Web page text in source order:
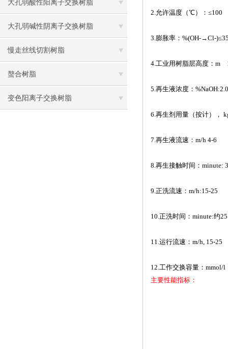
大孔弱酸性阳离子交换树脂
大孔弱碱性阴离子交换树脂
慢走丝线切割树脂
螯合树脂
变色阳离子交换树脂
2.允许温度（℃）：≤100
3.膨胀率： %(OH-→Cl-)≤
4.工业用树脂层高度： m
5.再生液浓度：
6.再生剂用量（按计），
7.再生液流速： m/h 4-6
8.再生接触时间： minute:
9.正洗流速： m/h:15-25
10.正洗时间： minute:约25
11.运行流速： m/h, 15-25
12.工作交换容量： mmol/l
主要性能指标：